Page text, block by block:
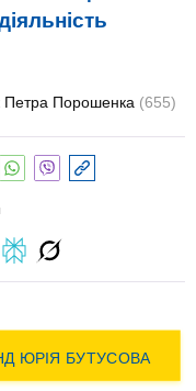
Петра Порошенка (655)